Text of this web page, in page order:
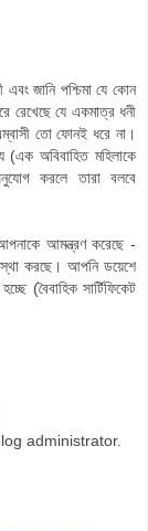
জানি পশ্চিমা যে কোন
রেখেছে যে একমাত্র ধনী
তো ফোনই ধরে না।
অবিবাহিত মহিলাকে
করলে তারা বলবে
আমন্ত্রণ করেছে -
করছে। আপনি ডয়েশে
(বৈবাহিক সার্টিফিকেট
administrator.